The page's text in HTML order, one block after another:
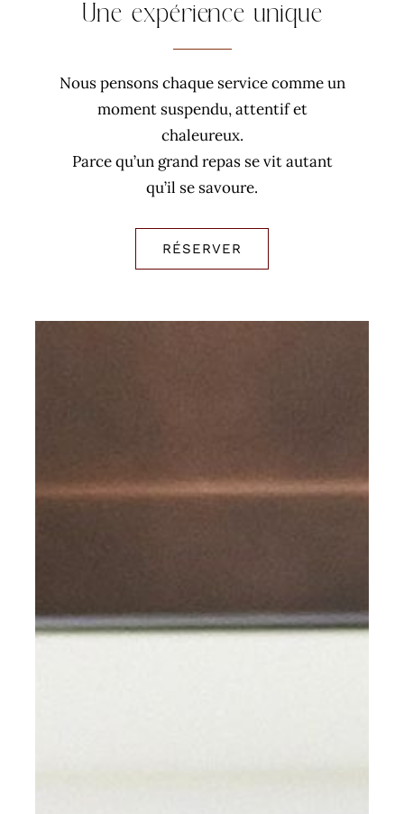
Une expérience unique
Nous pensons chaque service comme un
moment suspendu, attentif et
chaleureux.
Parce qu’un grand repas se vit autant
qu’il se savoure.
RÉSERVER